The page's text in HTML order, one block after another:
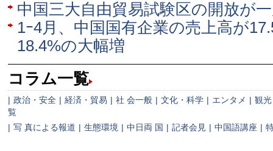
中国三大自由貿易試験区の開放が
1ｰ4月、中国国有企業の売上高が
18.4%の大幅増
コラム一覧
| 政治・安全 | 経済・貿易 | 社 会一般 | 文化・科学 | エンタメ | 観光
覧
| 写 真による報道 | 生態環境 | 中日両 国 | 記者会見 | 中国語講座 |